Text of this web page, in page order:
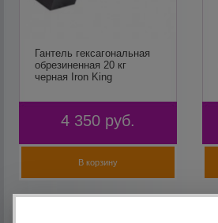
Гантель гексагональная
обрезиненная 20 кг
черная Iron King
4 350 руб.
В корзину